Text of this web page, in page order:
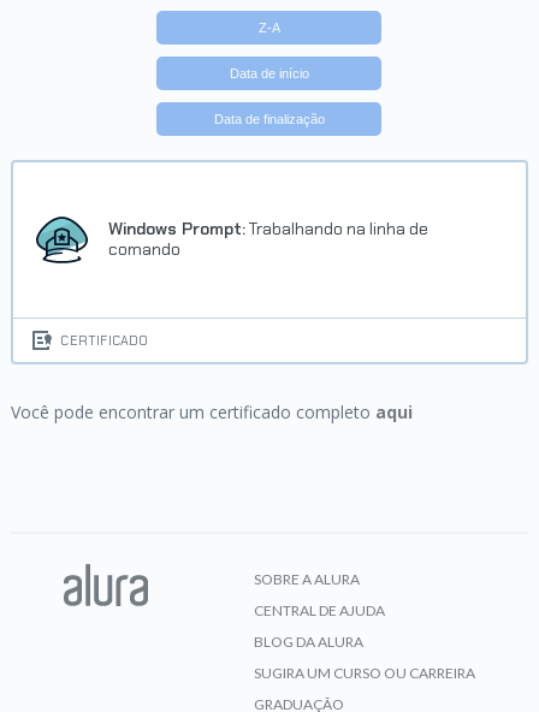
Z-A
Data de início
Data de finalização
Windows Prompt:Trabalhando na linha de
comando
CERTIFICADO
Você pode encontrar um certificado completo aqui
SOBRE A ALURA
CENTRAL DE AJUDA
BLOG DA ALURA
SUGIRA UM CURSO OU CARREIRA
GRADUAÇÃO